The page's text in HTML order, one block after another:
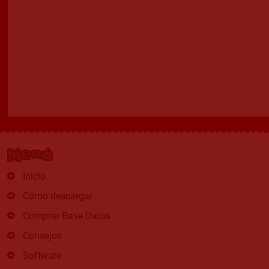
Menú
Inicio
Cómo descargar
Comprar Base Datos
Consejos
Software